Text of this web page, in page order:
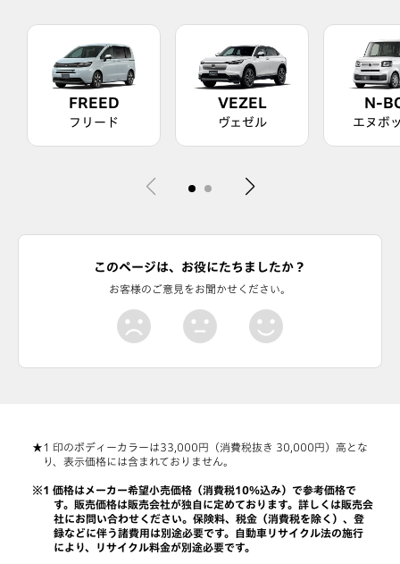
FREED
フリード
VEZEL
ヴェゼル
N-
エヌボ
このページは、お役にたちましたか？
お客様のご意見をお聞かせください。
印のボディーカラーは33,000円（消費税抜き 30,000円）高とな
り、表示価格には含まれておりません。
価格はメーカー希望小売価格（消費税10％込み）で参考価格で
す。販売価格は販売会社が独自に定めております。詳しくは販売会
社にお問い合わせください。保険料、税金（消費税を除く）、登
録などに伴う諸費用は別途必要です。自動車リサイクル法の施行
により、リサイクル料金が別途必要です。